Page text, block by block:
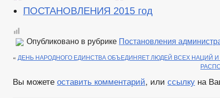
ПОСТАНОВЛЕНИЯ 2015 год
Опубликовано в рубрике Постановления
« ДЕНЬ НАРОДНОГО ЕДИНСТВА ОБЪЕДИНЯЕТ ЛЮДЕЙ ВСЕХ НАЦИЙ
Вы можете оставить комментарий, или ссылку на